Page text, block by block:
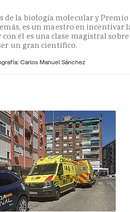
de la biología molecular y Premio
es un maestro en incentivar
él es una clase magistral sobre
un gran científico.
Carlos Manuel Sánchez